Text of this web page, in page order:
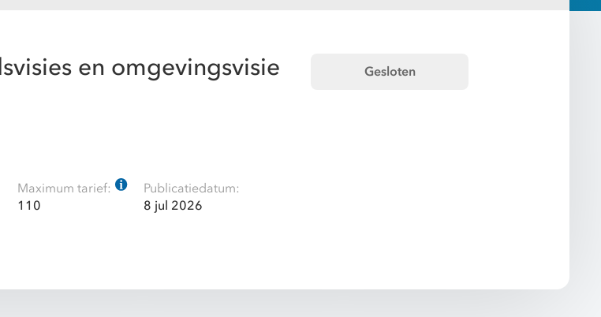
en omgevingsvisie Gesloten
Maximum tarief:
110
Publicatiedatum:
8 jul 2026